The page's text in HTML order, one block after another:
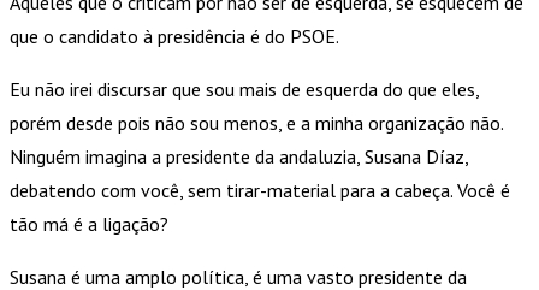
que o candidato à presidência é do PSOE.
Eu não irei discursar que sou mais de esquerda do que eles,
porém desde pois não sou menos, e a minha organização não.
Ninguém imagina a presidente da andaluzia, Susana Díaz,
debatendo com você, sem tirar-material para a cabeça. Você é
tão má é a ligação?
Susana é uma amplo política, é uma vasto presidente da